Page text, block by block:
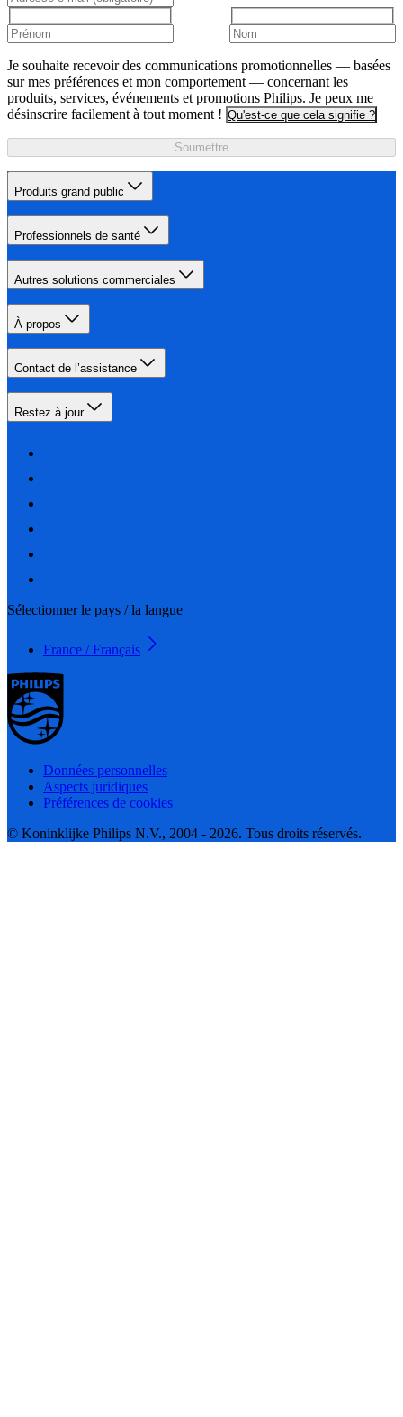
Je souhaite recevoir des communications promotionnelles — basées
sur mes préférences et mon comportement — concernant les
produits, services, événements et promotions Philips. Je peux me
désinscrire facilement à tout moment ! Qu'est-ce que cela signifie ?
Soumettre
Produits grand public
Professionnels de santé
Autres solutions commerciales
À propos
Contact de l’assistance
Restez à jour
Sélectionner le pays / la langue
France / Français
Données personnelles
Aspects juridiques
Préférences de cookies
© Koninklijke Philips N.V., 2004 - 2026. Tous droits réservés.